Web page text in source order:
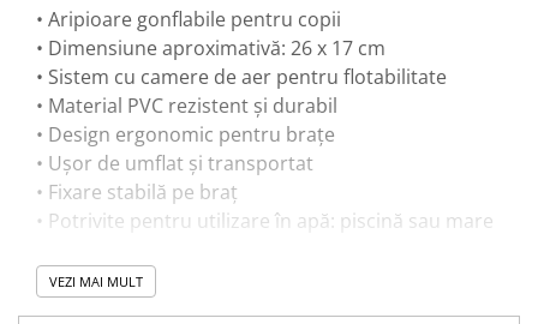
• Aripioare gonflabile pentru copii
• Dimensiune aproximativă: 26 x 17 cm
• Sistem cu camere de aer pentru flotabilitate
• Material PVC rezistent și durabil
• Design ergonomic pentru brațe
• Ușor de umflat și transportat
• Fixare stabilă pe braț
• Potrivite pentru utilizare în apă: piscină sau mare
🎓 Beneficii educaționale:
VEZI MAI MULT